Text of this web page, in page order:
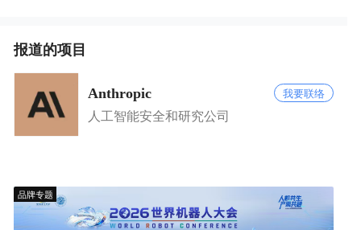
报道的项目
Anthropic 我要联络
人工智能安全和研究公司
品牌专题